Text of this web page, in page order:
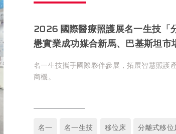
2026 國際醫療照護展名一生技「
懋實業成功媒合新馬、巴基斯坦市
名一生技攜手國際夥伴參展，拓展智慧照護
商機。
名一 名一生技 移位床 分離式移位